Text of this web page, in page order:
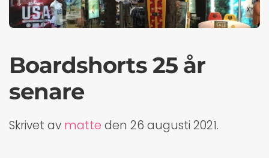
Boardshorts 25 år
senare
Skrivet av matte den 26 augusti 2021.